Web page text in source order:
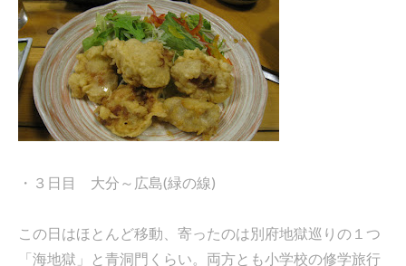
・３日目 大分～広島(緑の線)
この日はほとんど移動、寄ったのは別府地獄巡りの１つ
「海地獄」と青洞門くらい。両方とも小学校の修学旅行